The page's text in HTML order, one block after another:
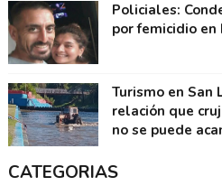
Policiales:
por femicidio en
Turismo en San
relación que
no se puede
CATEGORIAS